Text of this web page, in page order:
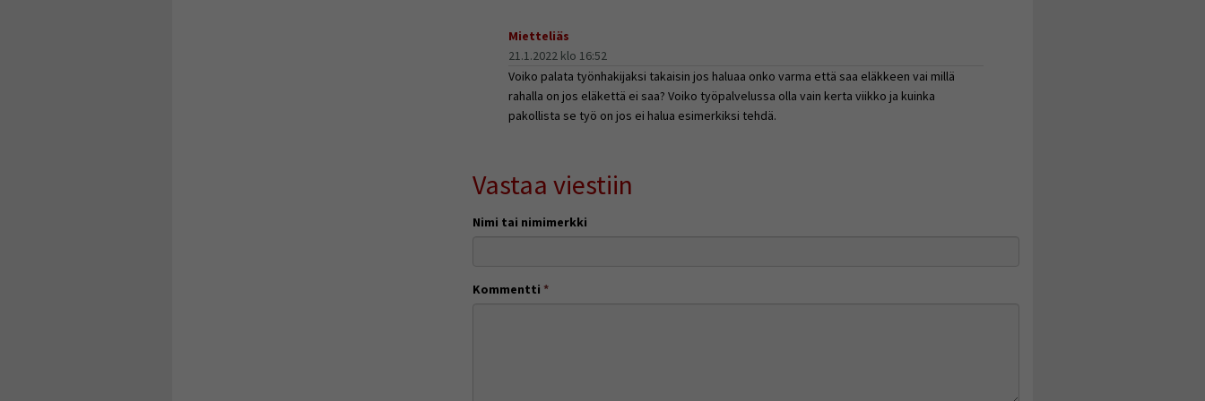
Mietteliäs
21.1.2022 klo 16:52
Voiko palata työnhakijaksi takaisin jos haluaa onko varma että saa eläkkeen vai millä
rahalla on jos eläkettä ei saa? Voiko työpalvelussa olla vain kerta viikko ja kuinka
pakollista se työ on jos ei halua esimerkiksi tehdä.
Vastaa viestiin
Nimi tai nimimerkki
Kommentti *